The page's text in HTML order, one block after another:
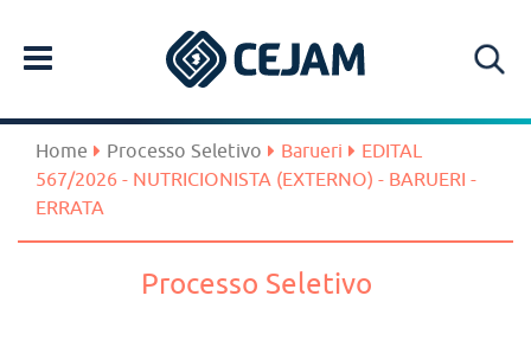
Home Processo Seletivo Barueri
EDITAL
567/2026 - NUTRICIONISTA (EXTERNO) - BARUERI -
ERRATA
Processo Seletivo